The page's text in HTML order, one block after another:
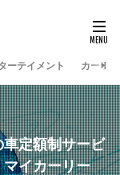
ーテイメント カーラ
定額制サービ
イカーリー